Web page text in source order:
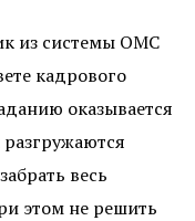
из системы ОМС
кадрового
оказывается
весь
этом не решить